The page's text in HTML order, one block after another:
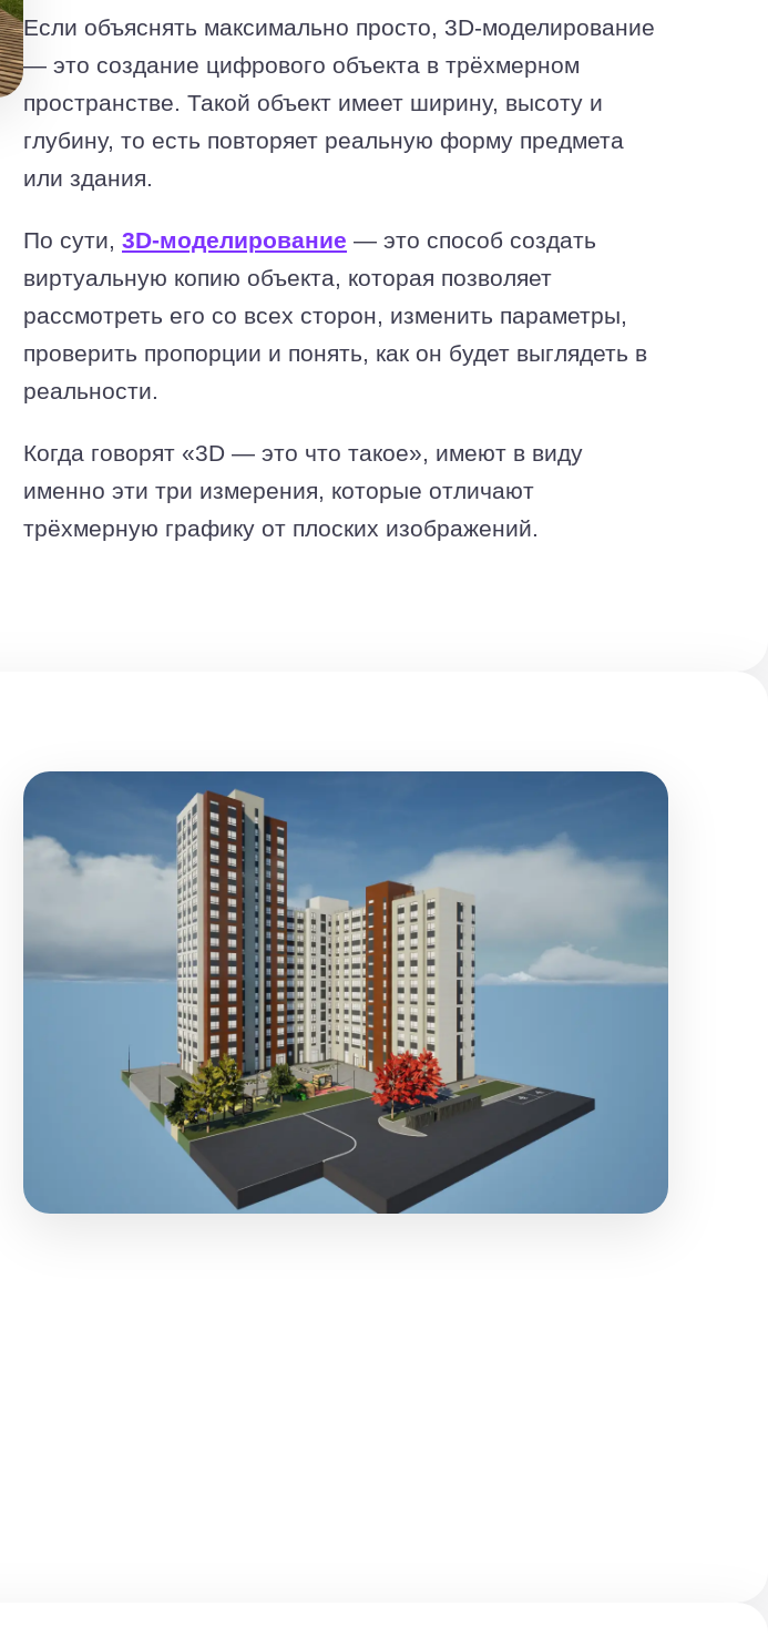
Если объяснять максимально просто, 3D-моделирование
— это создание цифрового объекта в трёхмерном
пространстве. Такой объект имеет ширину, высоту и
глубину, то есть повторяет реальную форму предмета
или здания.
По сути, 3D-моделирование — это способ создать
виртуальную копию объекта, которая позволяет
рассмотреть его со всех сторон, изменить параметры,
проверить пропорции и понять, как он будет выглядеть в
реальности.
Когда говорят «3D — это что такое», имеют в виду
именно эти три измерения, которые отличают
трёхмерную графику от плоских изображений.